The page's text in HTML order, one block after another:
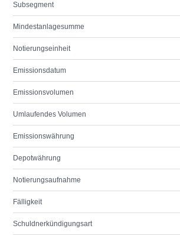
Subsegment
Mindestanlagesumme
Notierungseinheit
Emissionsdatum
Emissionsvolumen
Umlaufendes Volumen
Emissionswährung
Depotwährung
Notierungsaufnahme
Fälligkeit
Schuldnerkündigungsart